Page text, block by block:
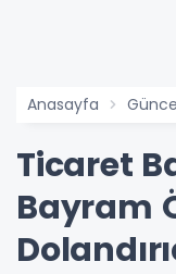
Anasayfa
Ticaret
Bayram